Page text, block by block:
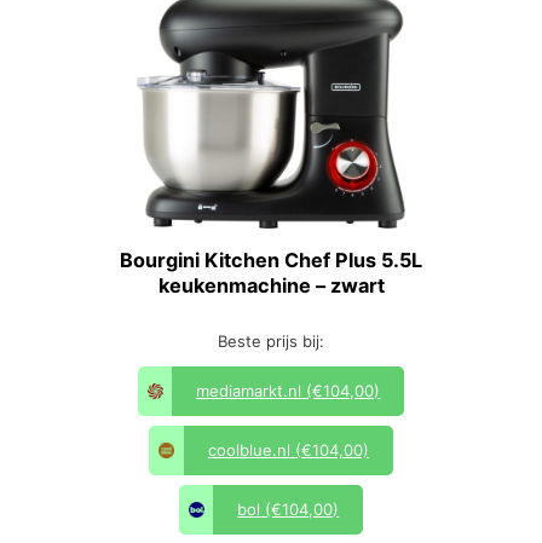
Bourgini Kitchen Chef Plus 5.5L
keukenmachine – zwart
Beste prijs bij:
mediamarkt.nl (€104,00)
coolblue.nl (€104,00)
bol (€104,00)